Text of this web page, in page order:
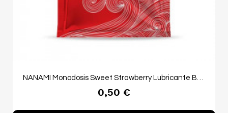
NANAMI Monodosis Sweet Strawberry Lubricante Base Agua 4 ml
0,50 €